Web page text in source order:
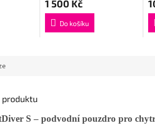
1 500 Kč
Do košíku
produktu
S – podvodní pouzdro pro